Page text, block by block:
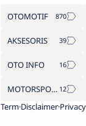
OTOMOTIF
AKSESORIS
OTO INFO
MOTORSPORT
TermDisclaimerPrivacy